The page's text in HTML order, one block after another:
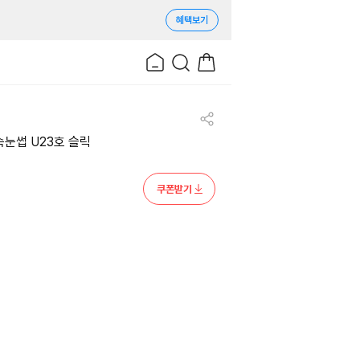
혜택보기
썹 U23호 슬릭
쿠폰받기